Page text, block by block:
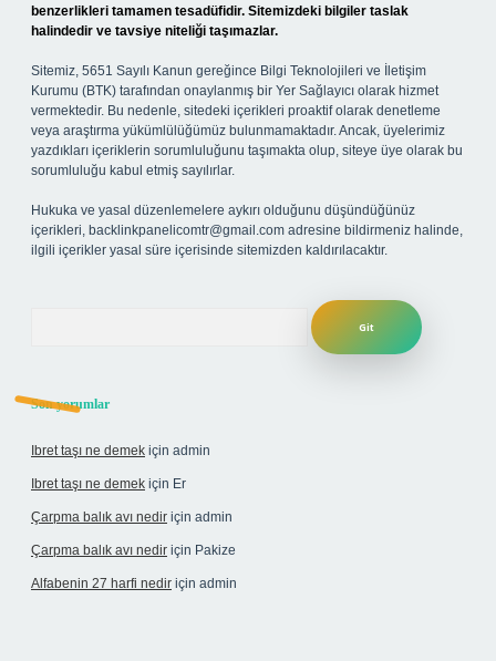
benzerlikleri tamamen tesadüfidir. Sitemizdeki bilgiler taslak
halindedir ve tavsiye niteliği taşımazlar.
Sitemiz, 5651 Sayılı Kanun gereğince Bilgi Teknolojileri ve İletişim
Kurumu (BTK) tarafından onaylanmış bir Yer Sağlayıcı olarak hizmet
vermektedir. Bu nedenle, sitedeki içerikleri proaktif olarak denetleme
veya araştırma yükümlülüğümüz bulunmamaktadır. Ancak, üyelerimiz
yazdıkları içeriklerin sorumluluğunu taşımakta olup, siteye üye olarak bu
sorumluluğu kabul etmiş sayılırlar.
Hukuka ve yasal düzenlemelere aykırı olduğunu düşündüğünüz
içerikleri, backlinkpanelicomtr@gmail.com adresine bildirmeniz halinde,
ilgili içerikler yasal süre içerisinde sitemizden kaldırılacaktır.
Son yorumlar
Ibret taşı ne demek için admin
Ibret taşı ne demek için Er
Çarpma balık avı nedir için admin
Çarpma balık avı nedir için Pakize
Alfabenin 27 harfi nedir için admin